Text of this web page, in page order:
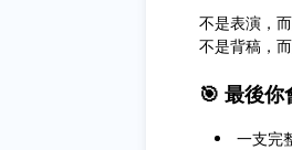
不是表演，
不是背稿，
🎯 最後你
一支完